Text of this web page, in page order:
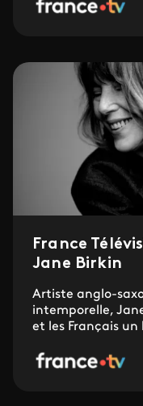
France
Jane Birkin
Artiste anglo-
intemporelle,
et les Français un